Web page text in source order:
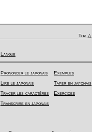
Top △
Langue
Prononcer le japonais
Lire le japonais
Tracer les caractères
Transcrire en japonais
Exemples
Taper en japonais
Exercices